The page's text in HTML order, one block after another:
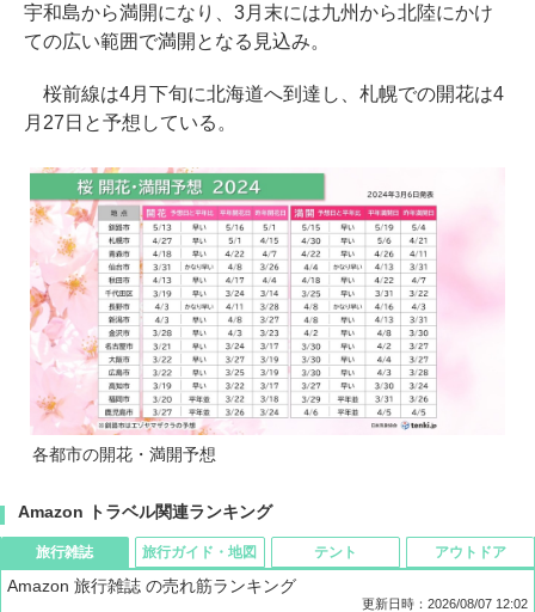
宇和島から満開になり、3月末には九州から北陸にかけ
ての広い範囲で満開となる見込み。
桜前線は4月下旬に北海道へ到達し、札幌での開花は4
月27日と予想している。
各都市の開花・満開予想
Amazon トラベル関連ランキング
旅行雑誌
Amazon 旅行雑誌 の売れ筋ランキング
更新日時：2026/08/07 12:02
旅行ガイド・地図 テント アウトドア